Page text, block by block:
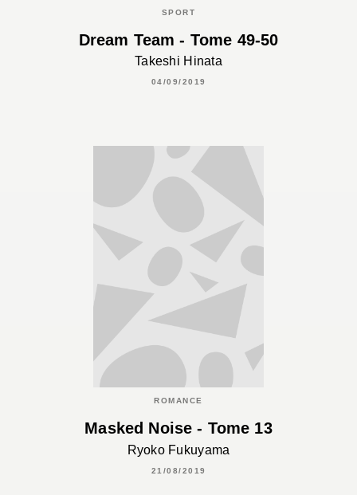
SPORT
Dream Team - Tome 49-50
Takeshi Hinata
04/09/2019
ROMANCE
Masked Noise - Tome 13
Ryoko Fukuyama
21/08/2019